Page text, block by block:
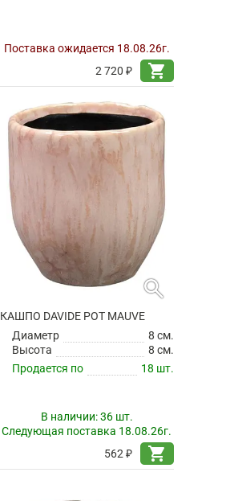
Поставка ожидается 18.08.26г.
2 720 ₽
shopping_cart
search
КАШПО DAVIDE POT MAUVE
Диаметр
8 см.
Высота
8 см.
Продается по
18 шт.
В наличии:36 шт.
Следующая поставка 18.08.26г.
562 ₽
shopping_cart